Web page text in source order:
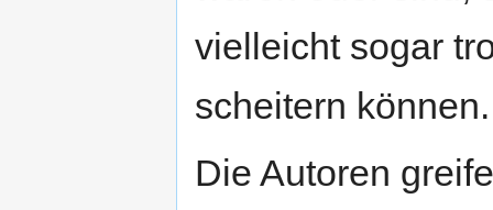
vielleicht sogar
scheitern können.
Die Autoren